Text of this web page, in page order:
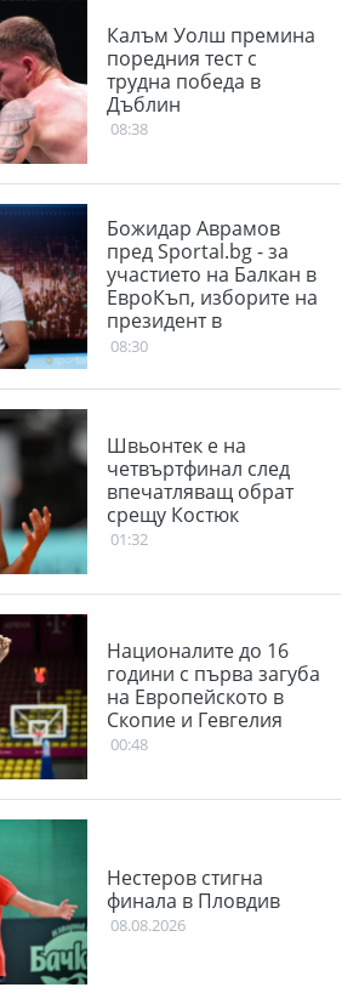
Калъм Уолш премина
поредния тест с
трудна победа в
Дъблин
08:38
Божидар Аврамов
пред Sportal.bg - за
участието на Балкан в
ЕвроКъп, изборите на
президент в
БФБаскетбол и
08:30
Швьонтек е на
четвъртфинал след
впечатляващ обрат
срещу Костюк
01:32
Националите до 16
години с първа загуба
на Европейското в
Скопие и Гевгелия
00:48
Нестеров стигна
финала в Пловдив
08.08.2026